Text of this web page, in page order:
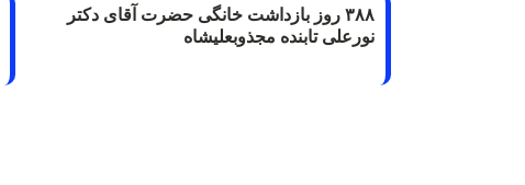
۳۸۸ روز بازداشت خانگی حضرت آقای دکتر
نورعلی تابنده مجذوبعلیشاه